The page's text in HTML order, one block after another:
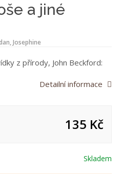
a jiné
Josephine
z přírody, John Beckford:
Detailní informace
135 Kč
Skladem